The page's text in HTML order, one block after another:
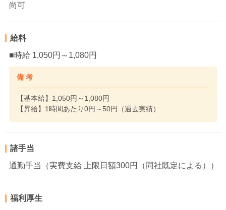
尚可
給料
■時給 1,050円～1,080円
備 考
【基本給】1,050円～1,080円
【昇給】1時間あたり0円～50円（過去実績）
諸手当
通勤手当（実費支給 上限日額300円（同社既定による））
福利厚生